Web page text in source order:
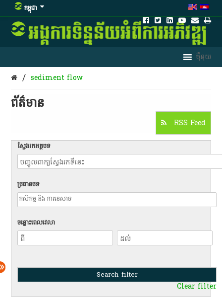
កម្ពុជា
/ sediment flow
ព័ត៌មាន​
RSS Feed
ស្វែងរកអត្ថបទ
ប្រធានបទ
ចន្លោះពេលវេលា
Clear filter